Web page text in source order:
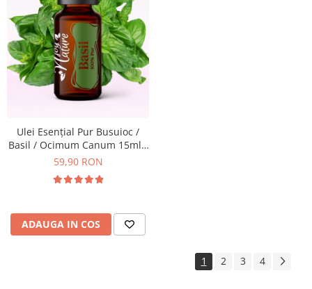
Ulei Esențial Pur Busuioc /
Basil / Ocimum Canum 15ml -
Aromaterapie Sigura | nJoy
59,90 RON
ADAUGA IN COS
1 2 3 4